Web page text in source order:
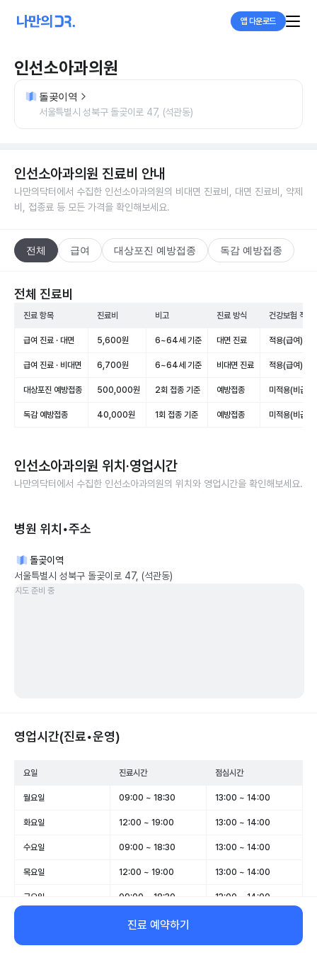
앱 다운로드
인선소아과의원
돌곶이역
서울특별시 성북구 돌곶이로 47, (석관동)
인선소아과의원 진료비 안내
나만의닥터에서 수집한 인선소아과의원의 비대면 진료비, 대면 진료비, 약제
비, 접종료 등 모든 가격을 확인해보세요.
전체 급여 대상포진 예방접종 독감 예방접종
전체 진료비
진료 항목 진료비 비고 진료 방식 건강보험 적용
급여 진료 · 대면 5,600원 6~64세 기준 대면 진료 적용(급여)
급여 진료 · 비대면 6,700원 6~64세 기준 비대면 진료 적용(급여)
대상포진 예방접종 500,000원 2회 접종 기준 예방접종 미적용(비급여)
독감 예방접종 40,000원 1회 접종 기준 예방접종 미적용(비급여)
인선소아과의원 위치·영업시간
나만의닥터에서 수집한 인선소아과의원의 위치와 영업시간을 확인해보세요.
병원 위치•주소
돌곶이역
서울특별시 성북구 돌곶이로 47, (석관동)
지도 준비 중
영업시간(진료•운영)
요일 진료시간 점심시간
월요일 09:00 ~ 18:30 13:00 ~ 14:00
화요일 12:00 ~ 19:00 13:00 ~ 14:00
수요일 09:00 ~ 18:30 13:00 ~ 14:00
목요일 12:00 ~ 19:00 13:00 ~ 14:00
금요일 09:00 ~ 18:30 13:00 ~ 14:00
09:00 ~ 14:00
일요일 휴무 -
진료 예약하기